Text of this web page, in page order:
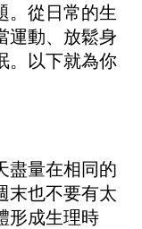
。從日常的生
運動、放鬆身
。以下就為你
量在相同的
末也不要有太
形成生理時